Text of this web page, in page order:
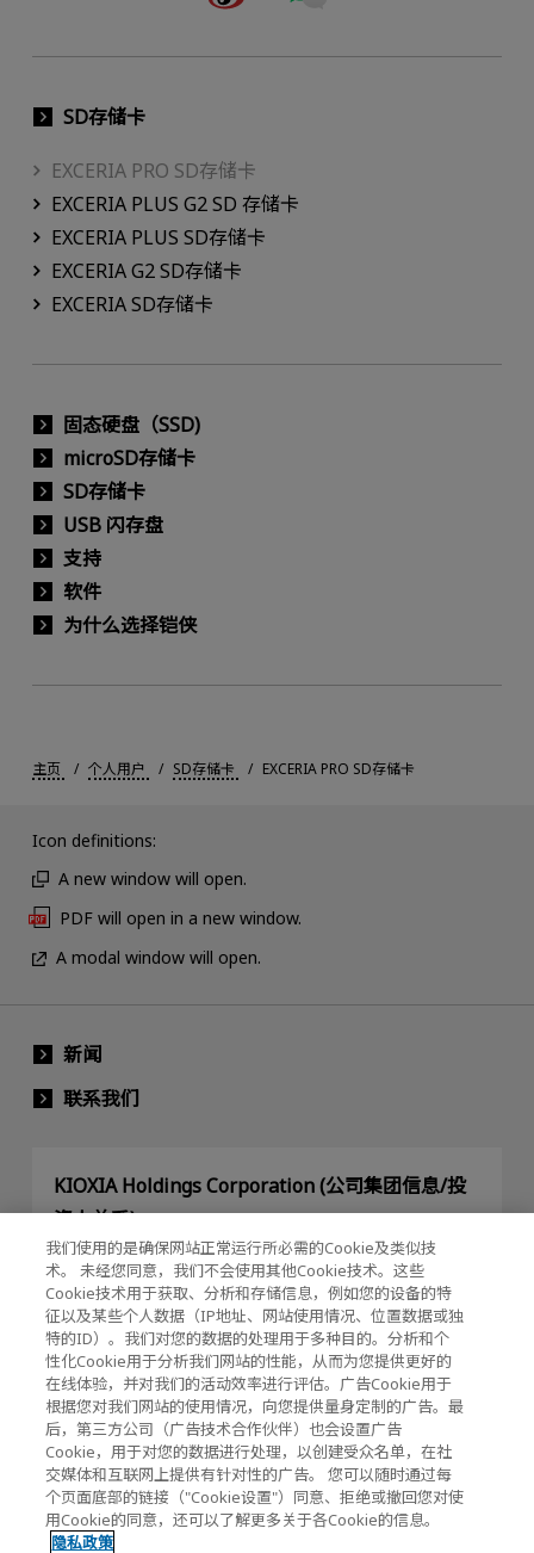
SD存储卡
EXCERIA PRO SD存储卡
EXCERIA PLUS G2 SD 存储卡
EXCERIA PLUS SD存储卡
EXCERIA G2 SD存储卡
EXCERIA SD存储卡
固态硬盘（SSD)
microSD存储卡
SD存储卡
USB 闪存盘
支持
软件
为什么选择铠侠
主页 个人用户 SD存储卡 EXCERIA PRO SD存储卡
Icon definitions:
A new window will open.
PDF will open in a new window.
A modal window will open.
新闻
联系我们
KIOXIA Holdings Corporation (公司集团信息/投
资人关系)
KIOXIA Holdings Corporation Home
投资人关系
隐私政策
Cookie设置
我们使用的是确保网站正常运行所必需的Cookie及类似技
术。 未经您同意，我们不会使用其他Cookie技术。这些
Cookie技术用于获取、分析和存储信息，例如您的设备的特
征以及某些个人数据（IP地址、网站使用情况、位置数据或独
特的ID）。我们对您的数据的处理用于多种目的。分析和个
性化Cookie用于分析我们网站的性能，从而为您提供更好的
在线体验，并对我们的活动效率进行评估。广告Cookie用于
根据您对我们网站的使用情况，向您提供量身定制的广告。最
后，第三方公司（广告技术合作伙伴）也会设置广告
Cookie，用于对您的数据进行处理，以创建受众名单，在社
交媒体和互联网上提供有针对性的广告。 您可以随时通过每
个页面底部的链接（"Cookie设置"）同意、拒绝或撤回您对使
用Cookie的同意，还可以了解更多关于各Cookie的信息。
隐私政策